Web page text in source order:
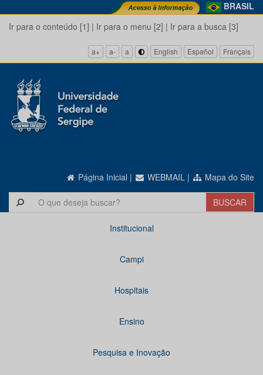
BRASIL
Ir para o conteúdo [1] | Ir para o menu [2] | Ir para a busca [3]
a+ a- a English Español Français
Página Inicial | WEBMAIL | Mapa do Site
Institucional
Campi
Hospitais
Ensino
Pesquisa e Inovação